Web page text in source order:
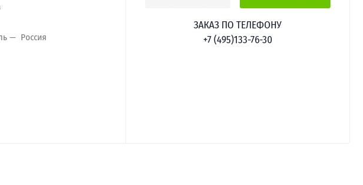
Россия
ЗАКАЗ ПО ТЕЛЕФОНУ
+7 (495)133-76-30